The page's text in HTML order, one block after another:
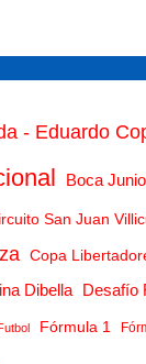
- Eduardo
Boca
San Juan
Copa
Dibella Desafío
Fórmula 1